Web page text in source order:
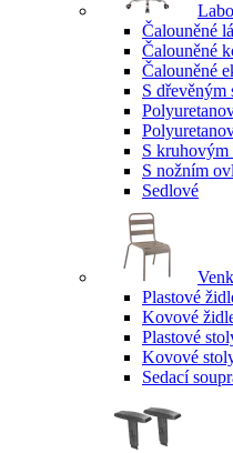
Čalouněné
Čalouněné
Čalouněné
S dřevěným
S kruhovým
S nožním
Sedlové
Plastové
Kovové
Plastové
Kovové
Sedací